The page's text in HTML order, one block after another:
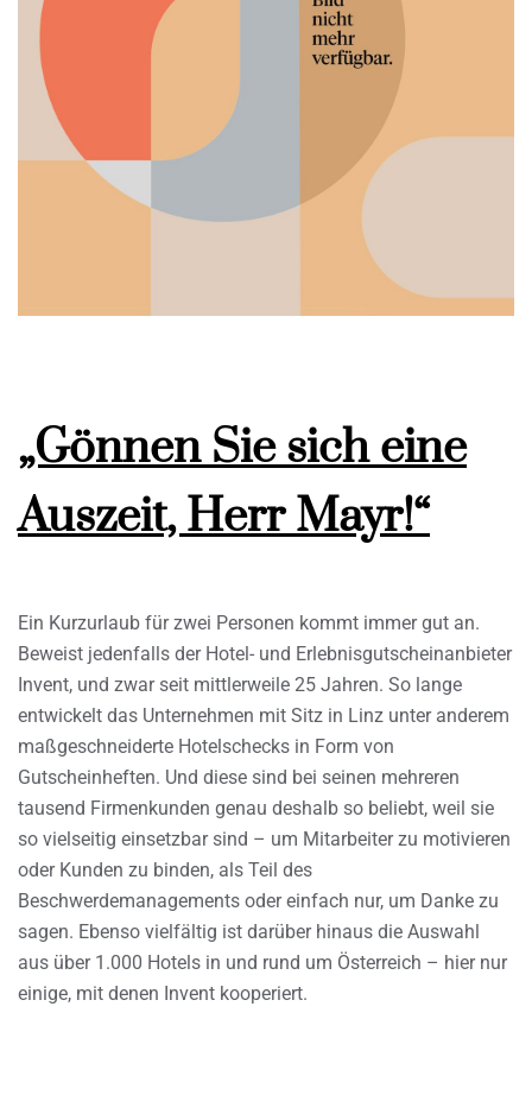
„Gönnen Sie sich eine
Auszeit, Herr Mayr!“
Ein Kurzurlaub für zwei Personen kommt immer gut an.
Beweist jedenfalls der Hotel- und Erlebnisgutscheinanbieter
Invent, und zwar seit mittlerweile 25 Jahren. So lange
entwickelt das Unternehmen mit Sitz in Linz unter anderem
maßgeschneiderte Hotelschecks in Form von
Gutscheinheften. Und diese sind bei seinen mehreren
tausend Firmenkunden genau deshalb so beliebt, weil sie
so vielseitig einsetzbar sind – um Mitarbeiter zu motivieren
oder Kunden zu binden, als Teil des
Beschwerdemanagements oder einfach nur, um Danke zu
sagen. Ebenso vielfältig ist darüber hinaus die Auswahl
aus über 1.000 Hotels in und rund um Österreich – hier nur
einige, mit denen Invent kooperiert.